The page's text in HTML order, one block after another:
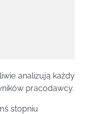
analizują każdy
pracodawcy.
stopniu